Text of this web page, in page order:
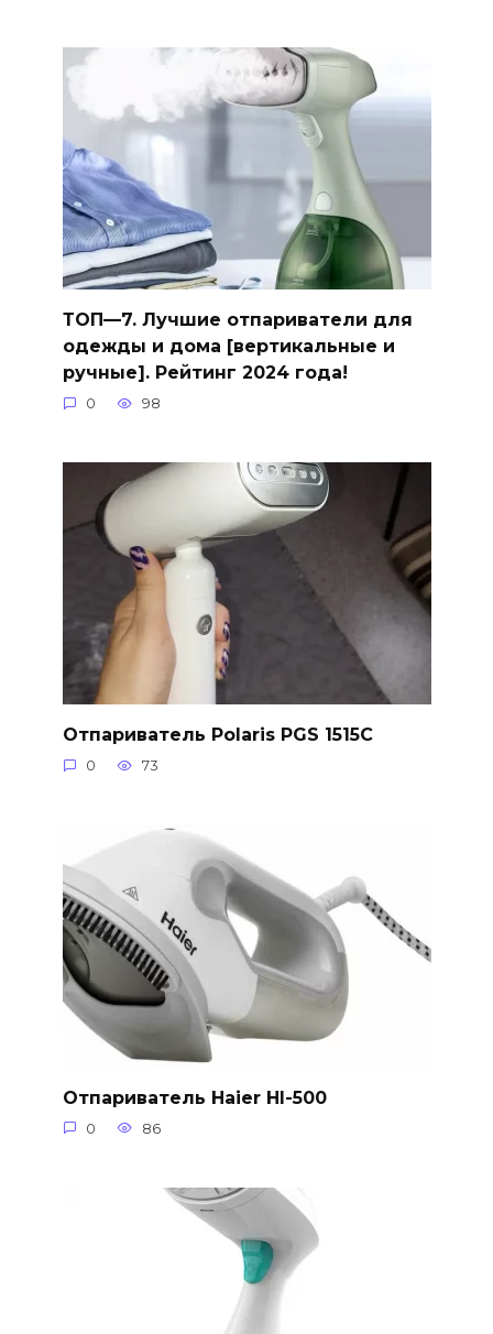
ТОП—7. Лучшие отпариватели для
одежды и дома [вертикальные и
ручные]. Рейтинг 2024 года!
0 98
Отпариватель Polaris PGS 1515C
0 73
Отпариватель Haier HI-500
0 86